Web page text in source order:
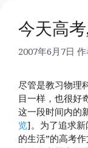
今天高考
2007年6月7日
尽管是教习物理
目一样，也很好
这一段时间内的
览]。为了追求
的生活”的高考